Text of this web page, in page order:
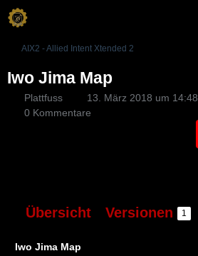
AIX2 - Allied Intent Xtended 2
Iwo Jima Map
Plattfuss 13. März 2018 um 14:48
0 Kommentare
Übersicht Versionen 1
Iwo Jima Map